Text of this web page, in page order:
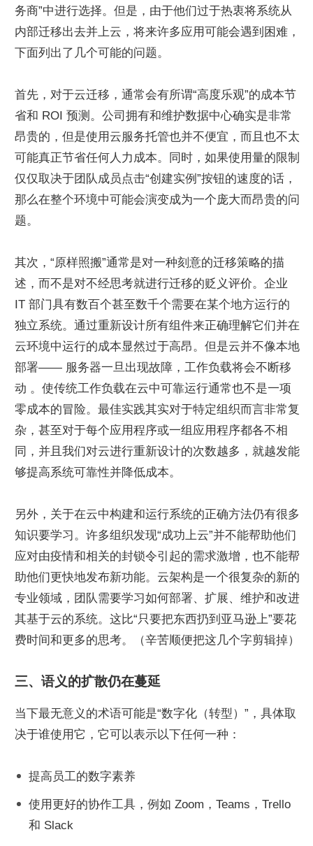
务商”中进行选择。但是，由于他们过于热衷将系统从
内部迁移出去并上云，将来许多应用可能会遇到困难，
下面列出了几个可能的问题。
首先，对于云迁移，通常会有所谓“高度乐观”的成本节
省和 ROI 预测。公司拥有和维护数据中心确实是非常
昂贵的，但是使用云服务托管也并不便宜，而且也不太
可能真正节省任何人力成本。同时，如果使用量的限制
仅仅取决于团队成员点击“创建实例”按钮的速度的话，
那么在整个环境中可能会演变成为一个庞大而昂贵的问
题。
其次，“原样照搬”通常是对一种刻意的迁移策略的描
述，而不是对不经思考就进行迁移的贬义评价。企业
IT 部门具有数百个甚至数千个需要在某个地方运行的
独立系统。通过重新设计所有组件来正确理解它们并在
云环境中运行的成本显然过于高昂。但是云并不像本地
部署—— 服务器一旦出现故障，工作负载将会不断移
动 。使传统工作负载在云中可靠运行通常也不是一项
零成本的冒险。最佳实践其实对于特定组织而言非常复
杂，甚至对于每个应用程序或一组应用程序都各不相
同，并且我们对云进行重新设计的次数越多，就越发能
够提高系统可靠性并降低成本。
另外，关于在云中构建和运行系统的正确方法仍有很多
知识要学习。许多组织发现“成功上云”并不能帮助他们
应对由疫情和相关的封锁令引起的需求激增，也不能帮
助他们更快地发布新功能。云架构是一个很复杂的新的
专业领域，团队需要学习如何部署、扩展、维护和改进
其基于云的系统。这比“只要把东西扔到亚马逊上”要花
费时间和更多的思考。（辛苦顺便把这几个字剪辑掉）
三、语义的扩散仍在蔓延
当下最无意义的术语可能是“数字化（转型）”，具体取
决于谁使用它，它可以表示以下任何一种：
提高员工的数字素养
使用更好的协作工具，例如 Zoom，Teams，Trello
和 Slack